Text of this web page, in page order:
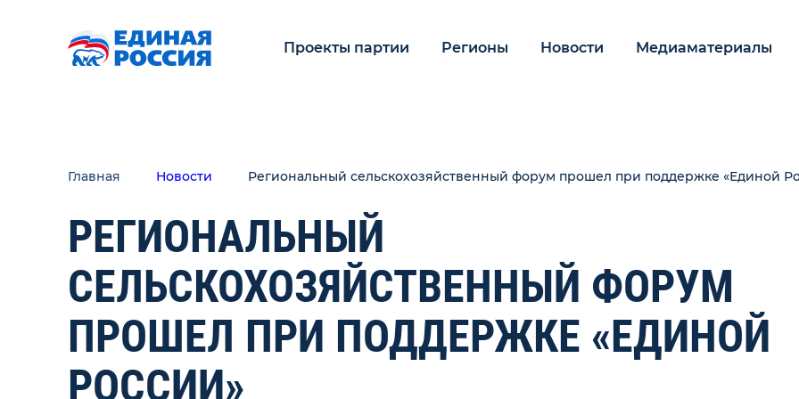
Проекты партии Регионы Новости Медиаматериалы
Главная Новости Региональный сельскохозяйственный форум прошел при поддержке «Единой
РЕГИОНАЛЬНЫЙ
СЕЛЬСКОХОЗЯЙСТВЕННЫЙ ФОРУМ
ПРОШЕЛ ПРИ ПОДДЕРЖКЕ «ЕДИНОЙ
РОССИИ»